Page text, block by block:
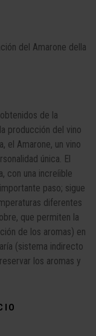
del Amarone della
de la
producción del vino
el Amarone, un vino
única. El
con una increíible
paso; sigue
diferentes
que permiten la
de los aromas) en
(sistema indirecto
los aromas y